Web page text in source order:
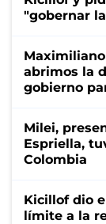
"gobernar
abrimos la
gobierno
Milei,
Espriella,
Colombia
Kicillof dio
límite a la